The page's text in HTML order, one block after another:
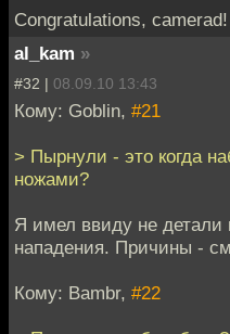
Congratulations, camerad!
al_kam »
#32 | 08.09.10 13:43
Кому: Goblin, #21
> Пырнули - это когда
ножами?
Я имел ввиду не детали
нападения. Причины -
Кому: Bambr, #22